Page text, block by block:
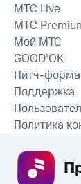
MTС Live
MTС
Мой МТС
GOOD’OK
Питч-форма
Поддержка
Политика